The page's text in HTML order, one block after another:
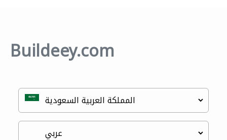
Buildeey.com